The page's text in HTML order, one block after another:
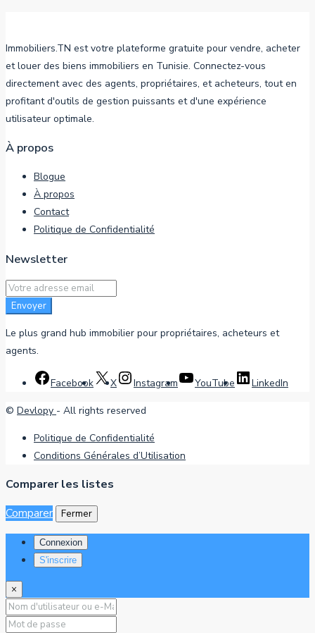
Immobiliers.TN est votre plateforme gratuite pour vendre, acheter
et louer des biens immobiliers en Tunisie. Connectez-vous
directement avec des agents, propriétaires, et acheteurs, tout en
profitant d'outils de gestion puissants et d'une expérience
utilisateur optimale.
À propos
Blogue
À propos
Contact
Politique de Confidentialité
Newsletter
Envoyer
Le plus grand hub immobilier pour propriétaires, acheteurs et
agents.
Facebook X Instagram YouTube LinkedIn
© Devlopy - All rights reserved
Politique de Confidentialité
Conditions Générales d’Utilisation
Comparer les listes
Comparer
Fermer
Connexion
S'inscrire
×